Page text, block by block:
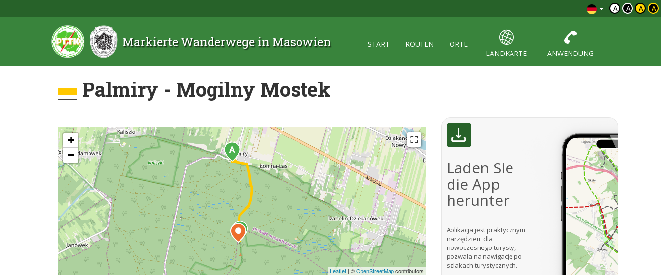
A A A A
Markierte Wanderwege in Masowien START ROUTEN
ORTE
LANDKARTE
ANWENDUNG
Palmiry - Mogilny Mostek
+
−
Leaflet | ©OpenStreetMapcontributors
Laden Sie
die App
herunter
Aplikacja jest praktycznym
narzędziem dla
nowoczesnego turysty,
pozwala na nawigację po
szlakach turystycznych.